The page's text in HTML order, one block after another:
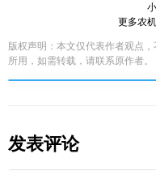
更多农
版权声明：本文仅代表作者观点
所用，如需转载，请联系原作者。
发表评论